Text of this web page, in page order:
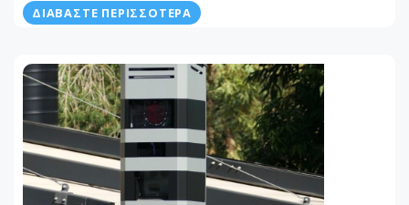
ΔΙΑΒΆΣΤΕ ΠΕΡΙΣΣΌΤΕΡΑ